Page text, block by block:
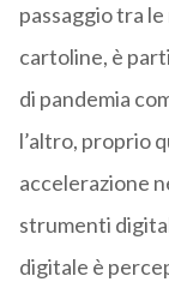
passaggio tra
cartoline, è
di pandemia
l’altro, proprio
accelerazione
strumenti
digitale è